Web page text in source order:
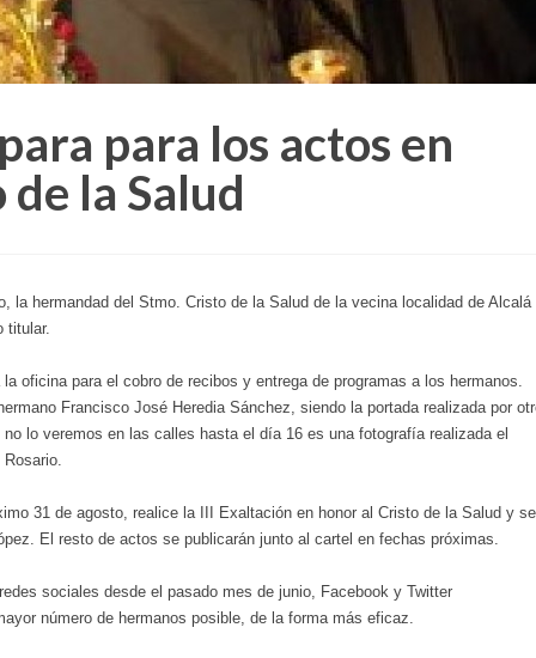
para los actos en
la Salud
la hermandad del Stmo. Cristo de la Salud de la vecina localidad de Alcalá
titular.
oficina para el cobro de recibos y entrega de programas a los hermanos.
Francisco José Heredia Sánchez, siendo la portada realizada por
lo veremos en las calles hasta el día 16 es una fotografía realizada el
31 de agosto, realice la III Exaltación en honor al Cristo de la Salud y
El resto de actos se publicarán junto al cartel en fechas próximas.
sociales desde el pasado mes de junio, Facebook y Twitter
número de hermanos posible, de la forma más eficaz.